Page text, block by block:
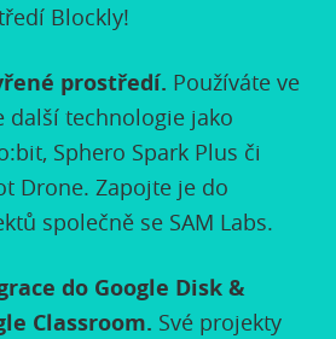
Blockly!
prostředí. Používáte ve
další technologie jako
Sphero Spark Plus či
Drone. Zapojte je do
společně se SAM Labs.
do Google Disk &
Classroom. Své projekty